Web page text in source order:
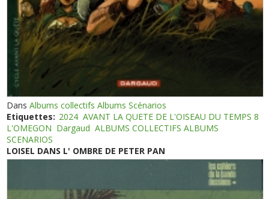
DansAlbums collectifs Albums Scénarios
Etiquettes: 2024 AVANT LA QUETE DE L'OISEAU DU TEMPS 8
L'OMEGON Dargaud ALBUMS COLLECTIFS ALBUMS
SCENARIOS
LOISEL DANS L' OMBRE DE PETER PAN